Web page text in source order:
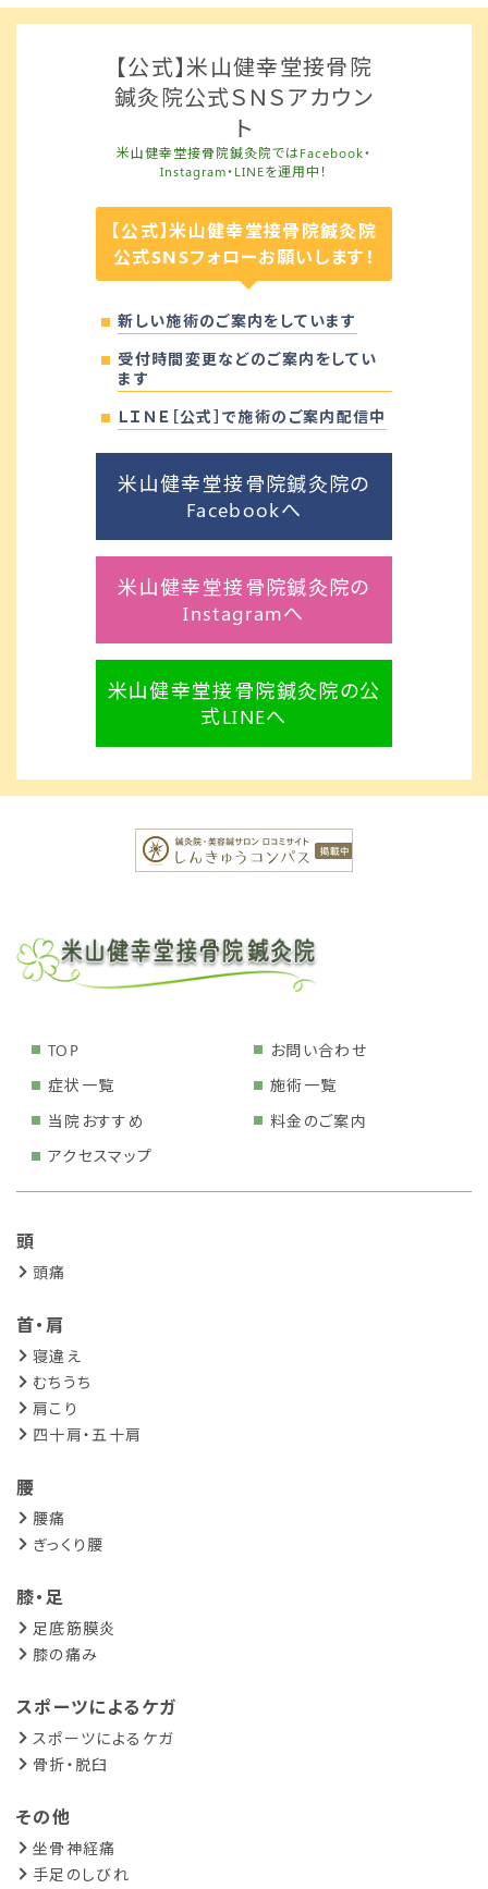
【公式】米山健幸堂接骨院
鍼灸院公式ＳＮＳアカウン
ト
米山健幸堂接骨院鍼灸院ではFacebook・
Instagram・LINEを運用中！
【公式】米山健幸堂接骨院鍼灸院
公式SNSフォローお願いします！
新しい施術のご案内をしています
受付時間変更などのご案内をしてい
ます
ＬＩＮＥ［公式］で施術のご案内配信中
米山健幸堂接骨院鍼灸院の
Facebookへ
米山健幸堂接骨院鍼灸院の
Instagramへ
米山健幸堂接骨院鍼灸院の公
式LINEへ
TOP
お問い合わせ
症状一覧
施術一覧
当院おすすめ
料金のご案内
アクセスマップ
頭
頭痛
首・肩
寝違え
むちうち
肩こり
四十肩・五十肩
腰
腰痛
ぎっくり腰
膝・足
足底筋膜炎
膝の痛み
スポーツによるケガ
スポーツによるケガ
骨折・脱臼
その他
坐骨神経痛
手足のしびれ